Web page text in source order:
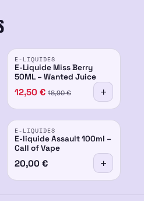
E-LIQUIDES
E-Liquide Miss Berry
50ML – Wanted Juice
12,50 € 18,90€
E-LIQUIDES
E-liquide Assault 100ml –
Call of Vape
20,00 €